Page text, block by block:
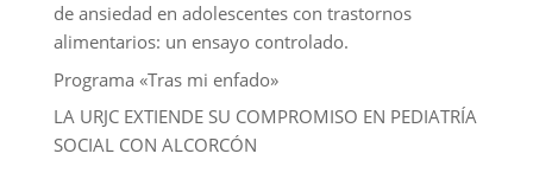
de ansiedad en adolescentes con trastornos
alimentarios: un ensayo controlado.
Programa «Tras mi enfado»
LA URJC EXTIENDE SU COMPROMISO EN PEDIATRÍA
SOCIAL CON ALCORCÓN